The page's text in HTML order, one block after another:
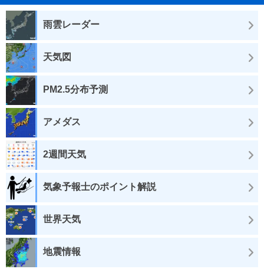
雨雲レーダー
天気図
PM2.5分布予測
アメダス
2週間天気
気象予報士のポイント解説
世界天気
地震情報